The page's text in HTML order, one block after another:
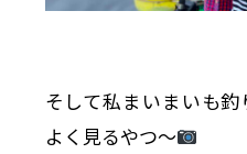
そして私まいまいも
よく見るやつ〜